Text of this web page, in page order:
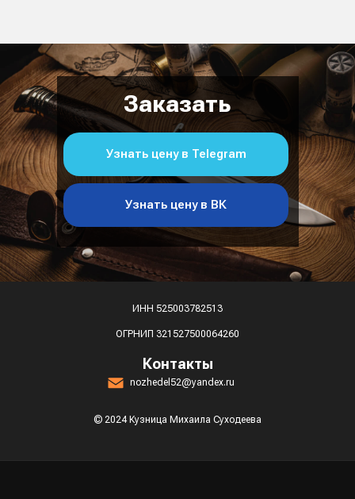
Заказать
Узнать цену в ВК
Узнать цену в Telegram
ИНН 525003782513
ОГРНИП 321527500064260
Контакты
nozhedel52@yandex.ru
© 2024 Кузница Михаила Суходеева